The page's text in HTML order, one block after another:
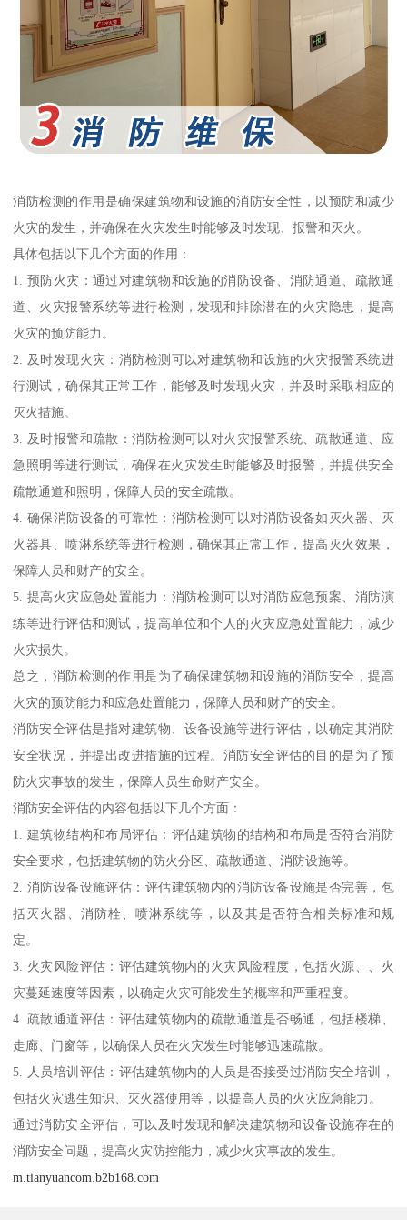
消防检测的作用是确保建筑物和设施的消防安全性，以预防和减少
火灾的发生，并确保在火灾发生时能够及时发现、报警和灭火。
具体包括以下几个方面的作用：
1. 预防火灾：通过对建筑物和设施的消防设备、消防通道、疏散通
道、火灾报警系统等进行检测，发现和排除潜在的火灾隐患，提高
火灾的预防能力。
2. 及时发现火灾：消防检测可以对建筑物和设施的火灾报警系统进
行测试，确保其正常工作，能够及时发现火灾，并及时采取相应的
灭火措施。
3. 及时报警和疏散：消防检测可以对火灾报警系统、疏散通道、应
急照明等进行测试，确保在火灾发生时能够及时报警，并提供安全
疏散通道和照明，保障人员的安全疏散。
4. 确保消防设备的可靠性：消防检测可以对消防设备如灭火器、灭
火器具、喷淋系统等进行检测，确保其正常工作，提高灭火效果，
保障人员和财产的安全。
5. 提高火灾应急处置能力：消防检测可以对消防应急预案、消防演
练等进行评估和测试，提高单位和个人的火灾应急处置能力，减少
火灾损失。
总之，消防检测的作用是为了确保建筑物和设施的消防安全，提高
火灾的预防能力和应急处置能力，保障人员和财产的安全。
消防安全评估是指对建筑物、设备设施等进行评估，以确定其消防
安全状况，并提出改进措施的过程。消防安全评估的目的是为了预
防火灾事故的发生，保障人员生命财产安全。
消防安全评估的内容包括以下几个方面：
1. 建筑物结构和布局评估：评估建筑物的结构和布局是否符合消防
安全要求，包括建筑物的防火分区、疏散通道、消防设施等。
2. 消防设备设施评估：评估建筑物内的消防设备设施是否完善，包
括灭火器、消防栓、喷淋系统等，以及其是否符合相关标准和规
定。
3. 火灾风险评估：评估建筑物内的火灾风险程度，包括火源、、火
灾蔓延速度等因素，以确定火灾可能发生的概率和严重程度。
4. 疏散通道评估：评估建筑物内的疏散通道是否畅通，包括楼梯、
走廊、门窗等，以确保人员在火灾发生时能够迅速疏散。
5. 人员培训评估：评估建筑物内的人员是否接受过消防安全培训，
包括火灾逃生知识、灭火器使用等，以提高人员的火灾应急能力。
通过消防安全评估，可以及时发现和解决建筑物和设备设施存在的
消防安全问题，提高火灾防控能力，减少火灾事故的发生。
m.tianyuancom.b2b168.com